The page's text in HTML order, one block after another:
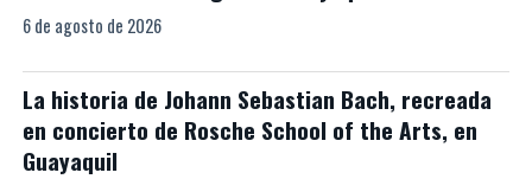
6 de agosto de 2026
La historia de Johann Sebastian Bach, recreada
en concierto de Rosche School of the Arts, en
Guayaquil